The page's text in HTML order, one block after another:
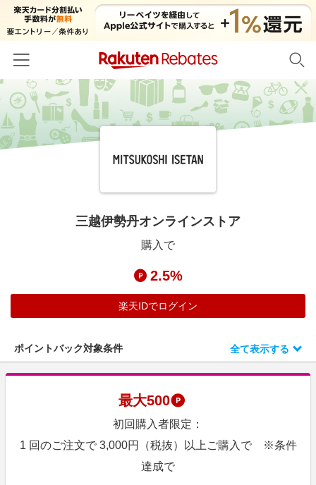
ホーム
カテゴリー一覧
百貨店・総合ECモール
日用品・キッチン用品
家電・PC・スマホ・カメラ
スポーツ・アウトドア・ゴルフ
インテリア・寝具
旅行・レジャー・ホテル予約
生活・お役立ち
リーベイツ注目ストア
初回購入者限定特典
旅行特集
わくわく夏特集
とことん買い物チャレンジ
Apple公式サイト×楽天カード分割払い
Qoo10メガポ
Samsung ボーナスキャンペーン
三越伊勢丹オンラインストア
購入で
2.5%
楽天IDでログイン
ポイントバック対象条件 全て表示する
最大500
初回購入者限定：
1 回のご注文で 3,000円（税抜）以上ご購入で ※条件
達成で